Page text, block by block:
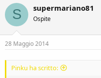
S supermariano81
Ospite
28 Maggio 2014
Pinku ha scritto: